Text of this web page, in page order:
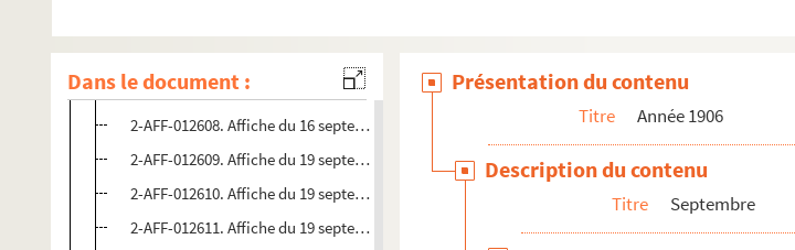
Dans le document :
4-AFF-001854. Affiche du 16 septembre 1906. Jardin d'acclimatation
2-AFF-012607. Affiche du 16 septembre 1906. Champigny-la-Bataille. Théâtre antique de la nature
2-AFF-012608. Affiche du 16 septembre 1906. Champigny-la-Bataille. Théâtre antique de la nature
2-AFF-012609. Affiche du 19 septembre 1906. Théâtre Antoine. Réouverture
2-AFF-012610. Affiche du 19 septembre 1906. Théâtre Antoine. Réouverture
2-AFF-012611. Affiche du 19 septembre 1906. Théâtre Antoine. Réouverture
Présentation du contenu
Titre Année 1906
Description du contenu
Titre Septembre